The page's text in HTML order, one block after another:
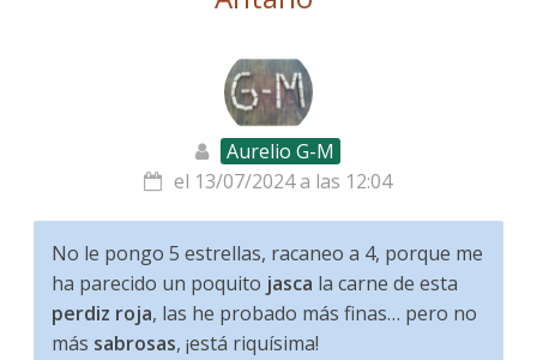
Aurelio G-M
el 13/07/2024 a las 12:04
No le pongo 5 estrellas, racaneo a 4, porque me
ha parecido un poquito jasca la carne de esta
perdiz roja, las he probado más finas… pero no
más sabrosas, ¡está riquísima!